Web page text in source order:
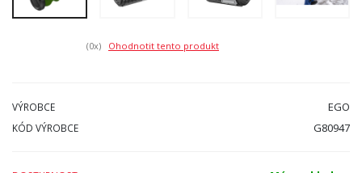
(0x) Ohodnotit tento produkt
VÝROBCE EGO
KÓD VÝROBCE G80947